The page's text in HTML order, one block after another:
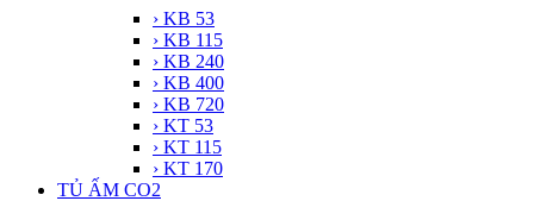
› KB 53
› KB 115
› KB 240
› KB 400
› KB 720
› KT 53
› KT 115
› KT 170
TỦ ẤM CO2